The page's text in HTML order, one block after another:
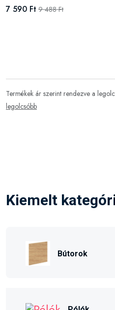
7 590 Ft 9 488 Ft
Termékek ár szerint rendezve a
legolcsóbb
Kiemelt
Bútorok